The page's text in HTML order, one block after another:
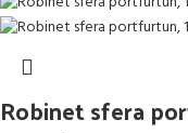
Robinet sfera